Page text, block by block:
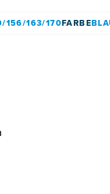
156/163/170FARBE